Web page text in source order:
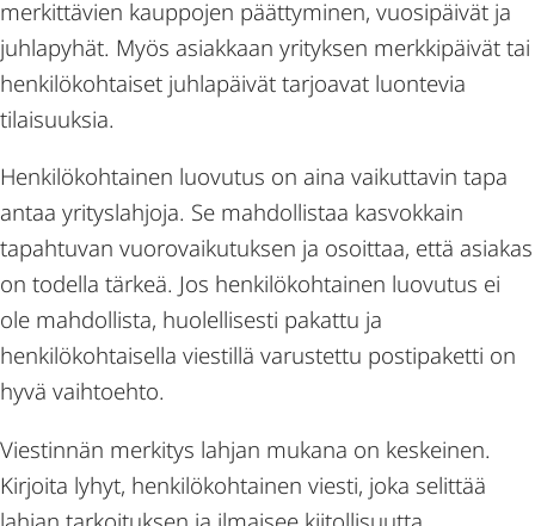
merkittävien kauppojen päättyminen, vuosipäivät ja
juhlapyhät. Myös asiakkaan yrityksen merkkipäivät tai
henkilökohtaiset juhlapäivät tarjoavat luontevia
tilaisuuksia.
Henkilökohtainen luovutus on aina vaikuttavin tapa
antaa yrityslahjoja. Se mahdollistaa kasvokkain
tapahtuvan vuorovaikutuksen ja osoittaa, että asiakas
on todella tärkeä. Jos henkilökohtainen luovutus ei
ole mahdollista, huolellisesti pakattu ja
henkilökohtaisella viestillä varustettu postipaketti on
hyvä vaihtoehto.
Viestinnän merkitys lahjan mukana on keskeinen.
Kirjoita lyhyt, henkilökohtainen viesti, joka selittää